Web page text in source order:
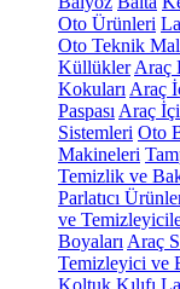
Oto Ürünleri
Oto Teknik
Küllükler Araç
Kokuları Araç
Paspası Araç
Sistemleri Oto
Makineleri
Temizlik ve
Parlatıcı
ve
Boyaları Araç
Temizleyici ve
Koltuk Kılıfı